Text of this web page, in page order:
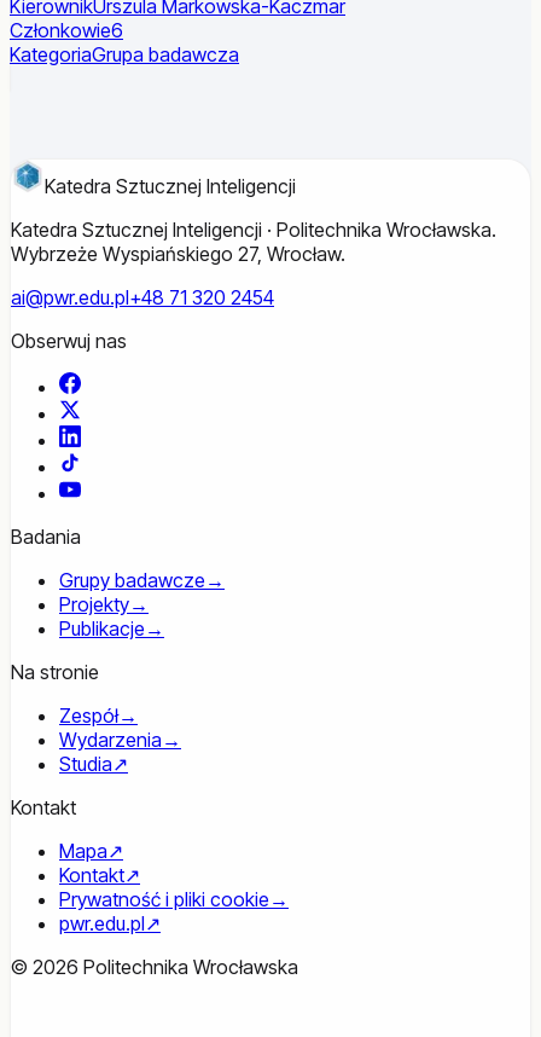
KierownikUrszula Markowska-Kaczmar
Członkowie6
KategoriaGrupa badawcza
Katedra Sztucznej Inteligencji
Katedra Sztucznej Inteligencji · Politechnika Wrocławska.
Wybrzeże Wyspiańskiego 27, Wrocław.
ai@pwr.edu.pl+48 71 320 2454
Obserwuj nas
Facebook
YouTube
Badania
Grupy badawcze →
Projekty→
Publikacje →
Na stronie
Zespół→
Wydarzenia →
Studia↗
Kontakt
Mapa↗
Kontakt↗
Prywatność i pliki cookie →
pwr.edu.pl↗
© 2026 Politechnika Wrocławska